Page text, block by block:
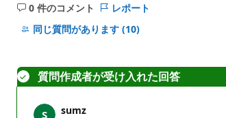
0 件のコメント
コ
メ
は
あ
ま
レポート
同じ質問があります (10)
質問作成者が受け入れた回答
sumz